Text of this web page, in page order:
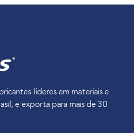
líderes em materiais e
e exporta para mais de 30